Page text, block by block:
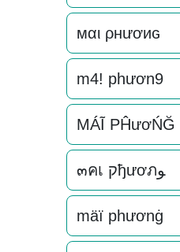
мαι ρнươиɢ
m4! phươn9
MÁĨ PĤươŃĞ
๓คเ קђươภﻮ
mäï phươnġ